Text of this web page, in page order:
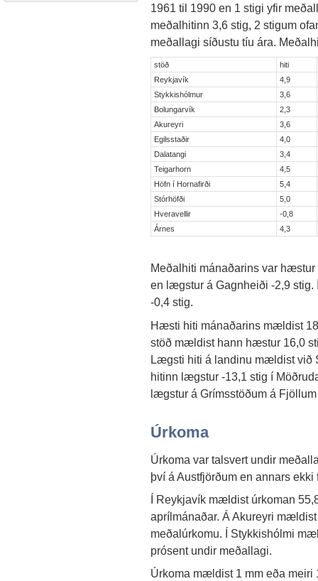
1961 til 1990 en 1 stigi yfir
meðalhitinn 3,6 stig, 2 stigum
meðallagi síðustu tíu ára.
stöð
hiti
Reykjavík
4,9
Stykkishólmur
3,6
Bolungarvík
2,3
Akureyri
3,6
Egilsstaðir
4,0
Dalatangi
3,4
Teigarhorn
4,5
Höfn í Hornafirði
5,4
Stórhöfði
5,0
Hveravellir
-0,8
Árnes
4,3
Meðalhiti mánaðarins var
en lægstur á Gagnheiði -2,9
-0,4 stig.
Hæsti hiti mánaðarins mældist
stöð mældist hann hæstur 16,0
Lægsti hiti á landinu mældist við
hitinn lægstur -13,1 stig í
lægstur á Grímsstöðum á
Úrkoma
Úrkoma var talsvert undir
því á Austfjörðum en annars
Í Reykjavík mældist úrkoman
aprílmánaðar. Á Akureyri
meðalúrkomu. Í Stykkishólmi
prósent undir meðallagi.
Úrkoma mældist 1 mm eða meiri